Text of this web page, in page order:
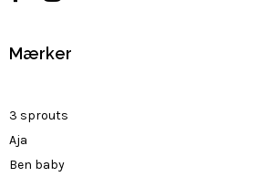
Mærker
3 sprouts
Aja
Ben baby